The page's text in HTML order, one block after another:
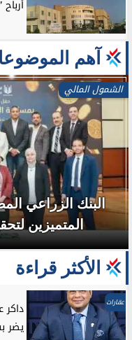
أرباح
آهم
الشمول المالي
البنك الزراعي
المتميزين
الأكثر قراءة
عقارات
داكر
يضر